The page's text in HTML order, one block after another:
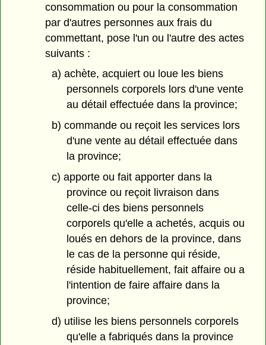
consommation ou pour la consommation
par d'autres personnes aux frais du
commettant, pose l'un ou l'autre des actes
suivants :
a) achète, acquiert ou loue les biens
personnels corporels lors d'une vente
au détail effectuée dans la province;
b) commande ou reçoit les services lors
d'une vente au détail effectuée dans
la province;
c) apporte ou fait apporter dans la
province ou reçoit livraison dans
celle-ci des biens personnels
corporels qu'elle a achetés, acquis ou
loués en dehors de la province, dans
le cas de la personne qui réside,
réside habituellement, fait affaire ou a
l'intention de faire affaire dans la
province;
d) utilise les biens personnels corporels
qu'elle a fabriqués dans la province